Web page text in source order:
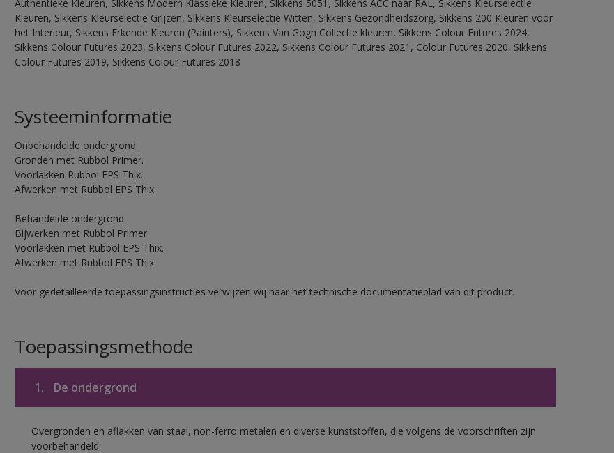
Authentieke Kleuren, Sikkens Modern Klassieke Kleuren, Sikkens 5051, Sikkens ACC naar RAL, Sikkens Kleurselectie
Kleuren, Sikkens Kleurselectie Grijzen, Sikkens Kleurselectie Witten, Sikkens Gezondheidszorg, Sikkens 200 Kleuren voor
het Interieur, Sikkens Erkende Kleuren (Painters), Sikkens Van Gogh Collectie kleuren, Sikkens Colour Futures 2024,
Sikkens Colour Futures 2023, Sikkens Colour Futures 2022, Sikkens Colour Futures 2021, Colour Futures 2020, Sikkens
Colour Futures 2019, Sikkens Colour Futures 2018
Systeeminformatie
Onbehandelde ondergrond.
Gronden met Rubbol Primer.
Voorlakken Rubbol EPS Thix.
Afwerken met Rubbol EPS Thix.
Behandelde ondergrond.
Bijwerken met Rubbol Primer.
Voorlakken met Rubbol EPS Thix.
Afwerken met Rubbol EPS Thix.
Voor gedetailleerde toepassingsinstructies verwijzen wij naar het technische documentatieblad van dit product.
Toepassingsmethode
1. De ondergrond
Overgronden en aflakken van staal, non-ferro metalen en diverse kunststoffen, die volgens de voorschriften zijn
voorbehandeld.